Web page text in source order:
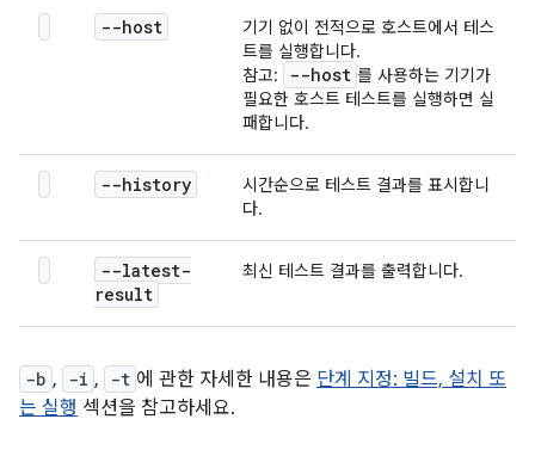
--host
기기 없이 전적으로 호스트에서 테스
트를 실행합니다.
참고:
--host 를 사용하는 기기가
필요한 호스트 테스트를 실행하면 실
패합니다.
--history
시간순으로 테스트 결과를 표시합니
다.
--latest-
result
최신 테스트 결과를 출력합니다.
-b , -i , -t 에 관한 자세한 내용은 단계 지정: 빌드, 설치 또
는 실행 섹션을 참고하세요.